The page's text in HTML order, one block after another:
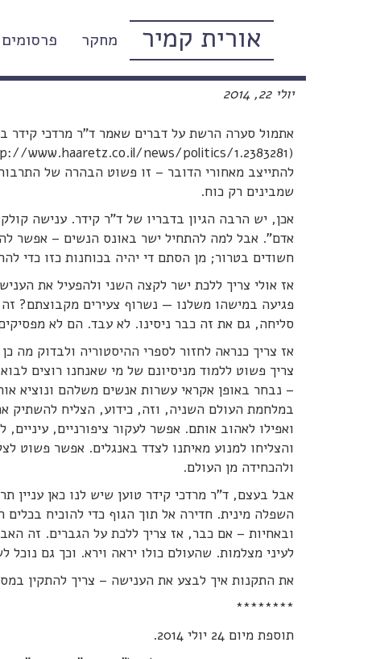
אורית קמיר מחקר פרסומים
לאנוס גם אבות, אחים ובנים של
יולי 22, 2014
להתייצב מאחורי הדובר – זו פשוט הבהרה של
שמבינים רק כוח.
אכן, יש הרבה הגיון בדבריו של ד"ר קידר. ענישה
אדם". אבל למה להתחיל ישר באונס הנשים – אפשר
חשודים בטרור; מן הסתם די יהיה בכוחנות כזו כדי
אז אולי צריך ללכת ישר לקצה השני ולהפעיל את
פגיעה במישהו משלנו — נשרוף צעירים מקבוצתם?
סליחה, גם את זה כבר ניסינו. לא עבד. הם לא
אז צריך כנראה לחזור לספרי ההיסטוריה ולבדוק מה
צריך פשוט ללמוד מניסיונם של מי שאנחנו רוצים
– נבחר באופן אקראי עשרות אנשים משלהם ונוציא
במלחמת העולם השניה, וזה, כידוע, הצליח להשתיק
ואפילו לאהוב אותם. אפשר לעקור ציפורניים,
והצליחו למנוע מאיתנו לצדד באנגלים. אפשר פשוט
ולהכחידה מן העולם.
אבל בעצם, ד"ר מרדכי קידר טוען שיש לנו כאן עניין
השפלה מינית. חדירה אל תוך הגוף כדי להוכיח
ובאחיות – אם כבר, אז צריך ללכת על הגברים. זה
לעיני מצלמות. שהעולם כולו יראה וירא. וכך גם
את התקנות איך לבצע את הענישה – צריך להתקין
********
תוספת מיום 24 יולי 2014.